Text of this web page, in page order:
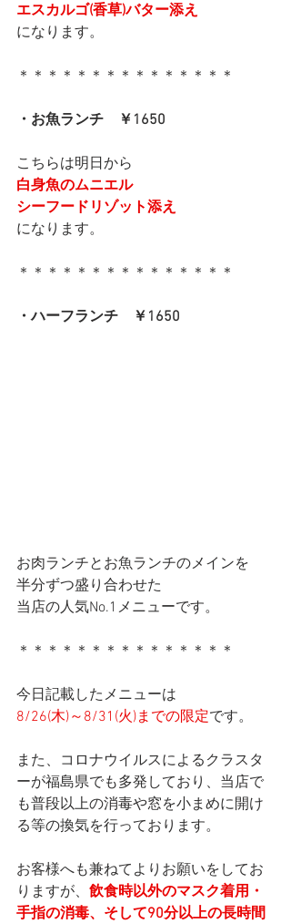
エスカルゴ(香草)バター添え
になります。
＊＊＊＊＊＊＊＊＊＊＊＊＊＊＊
・お魚ランチ　￥1650
こちらは明日から
白身魚のムニエル
シーフードリゾット添え
になります。
＊＊＊＊＊＊＊＊＊＊＊＊＊＊＊
・ハーフランチ　￥1650
お肉ランチとお魚ランチのメインを
半分ずつ盛り合わせた
当店の人気No.1メニューです。
＊＊＊＊＊＊＊＊＊＊＊＊＊＊＊
今日記載したメニューは
8/26(木)～8/31(火)までの限定です。
また、コロナウイルスによるクラスタ
ーが福島県でも多発しており、当店で
も普段以上の消毒や窓を小まめに開け
る等の換気を行っております。
お客様へも兼ねてよりお願いをしてお
りますが、 飲食時以外のマスク着用・
手指の消毒、そして90分以上の長時間